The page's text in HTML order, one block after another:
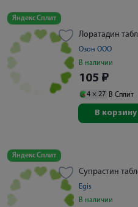
Яндекс Сплит
Лоратадин
Озон ООО
В наличии
105 ₽
4 × 27 В Сплит
В корзину
Яндекс Сплит
Супрастин
Egis
В наличии